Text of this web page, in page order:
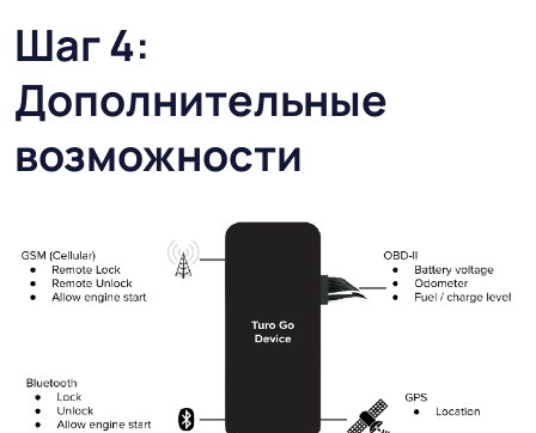
Шаг 4:
Дополнительные
возможности